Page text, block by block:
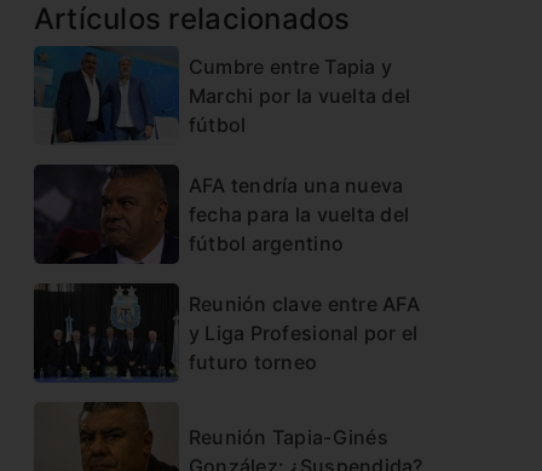
Artículos relacionados
Cumbre entre Tapia y
Marchi por la vuelta del
fútbol
AFA tendría una nueva
fecha para la vuelta del
fútbol argentino
Reunión clave entre AFA
y Liga Profesional por el
futuro torneo
Reunión Tapia-Ginés